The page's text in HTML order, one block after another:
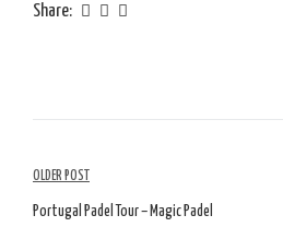
Share:
Navegação
de
OLDER POST
Portugal Padel Tour – Magic Padel